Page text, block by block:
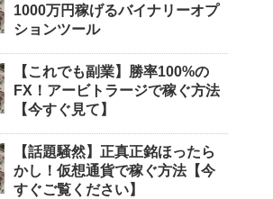
1000万円稼げるバイナリーオプ
ションツール
【これでも副業】勝率100%の
FX！アービトラージで稼ぐ方法
【今すぐ見て】
【話題騒然】正真正銘ほったら
かし！仮想通貨で稼ぐ方法【今
すぐご覧ください】